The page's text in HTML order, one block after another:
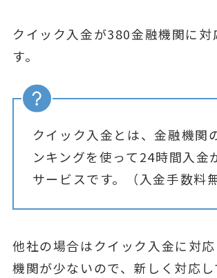
クイック入金が380金融機関に対
す。
クイック入金とは、金融機関
ンキングを使って24時間入金
サービスです。（入金手数料無
他社の場合はクイック入金に対
機関が少ないので、新しく対応